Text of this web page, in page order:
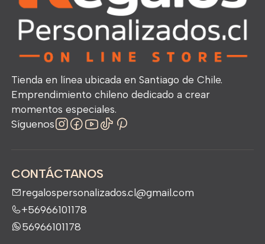
Tienda en línea ubicada en Santiago de Chile.
Emprendimiento chileno dedicado a crear
momentos especiales.
Síguenos
CONTÁCTANOS
regalospersonalizados.cl@gmail.com
+56966101178
56966101178